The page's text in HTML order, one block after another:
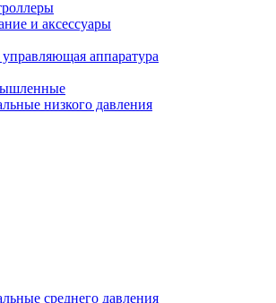
и аксессуары
аппаратура
низкого давления
среднего давления